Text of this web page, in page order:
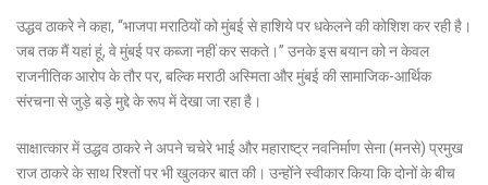
उद्धव ठाकरे ने कहा, “भाजपा मराठियों को मुंबई से हाशिये पर धकेलने की कोशिश कर रही है।
जब तक मैं यहां हूं, वे मुंबई पर कब्जा नहीं कर सकते।” उनके इस बयान को न केवल
राजनीतिक आरोप के तौर पर, बल्कि मराठी अस्मिता और मुंबई की सामाजिक-आर्थिक
संरचना से जुड़े बड़े मुद्दे के रूप में देखा जा रहा है।
साक्षात्कार में उद्धव ठाकरे ने अपने चचेरे भाई और महाराष्ट्र नवनिर्माण सेना (मनसे) प्रमुख
राज ठाकरे के साथ रिश्तों पर भी खुलकर बात की। उन्होंने स्वीकार किया कि दोनों के बीच